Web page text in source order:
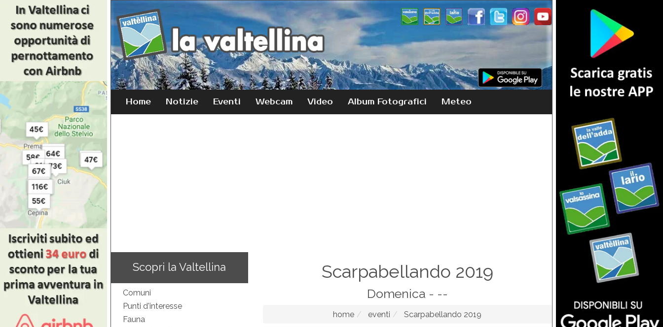
Home Notizie Eventi Webcam Video Album Fotografici Meteo
Scopri la Valtellina
Comuni
Punti d'interesse
Fauna
Scarpabellando 2019
Domenica - --
home eventi Scarpabellando 2019